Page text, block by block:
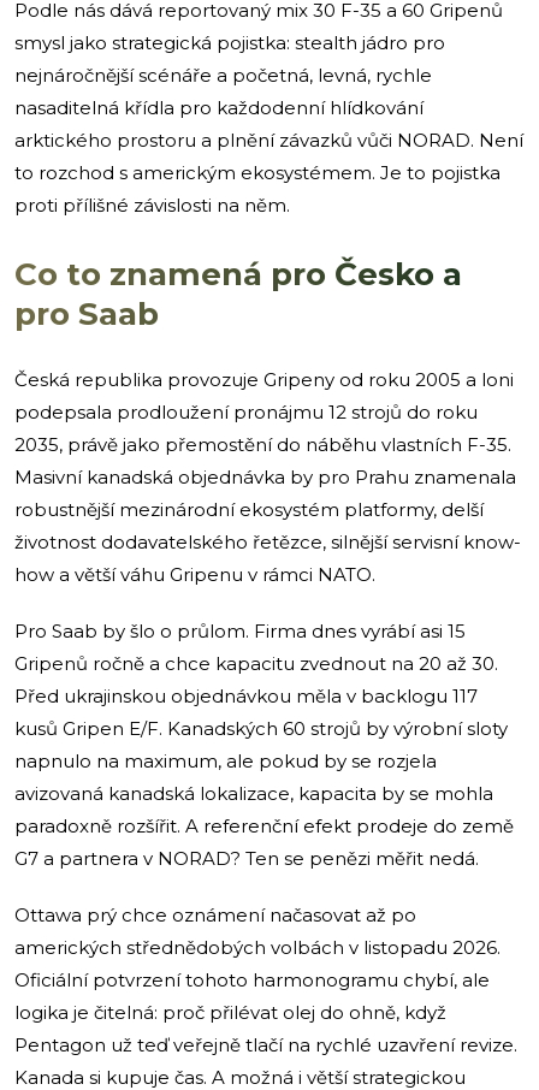
Podle nás dává reportovaný mix 30 F-35 a 60 Gripenů
smysl jako strategická pojistka: stealth jádro pro
nejnáročnější scénáře a početná, levná, rychle
nasaditelná křídla pro každodenní hlídkování
arktického prostoru a plnění závazků vůči NORAD. Není
to rozchod s americkým ekosystémem. Je to pojistka
proti přílišné závislosti na něm.
Co to znamená pro Česko a
pro Saab
Česká republika provozuje Gripeny od roku 2005 a loni
podepsala prodloužení pronájmu 12 strojů do roku
2035, právě jako přemostění do náběhu vlastních F-35.
Masivní kanadská objednávka by pro Prahu znamenala
robustnější mezinárodní ekosystém platformy, delší
životnost dodavatelského řetězce, silnější servisní know-
how a větší váhu Gripenu v rámci NATO.
Pro Saab by šlo o průlom. Firma dnes vyrábí asi 15
Gripenů ročně a chce kapacitu zvednout na 20 až 30.
Před ukrajinskou objednávkou měla v backlogu 117
kusů Gripen E/F. Kanadských 60 strojů by výrobní sloty
napnulo na maximum, ale pokud by se rozjela
avizovaná kanadská lokalizace, kapacita by se mohla
paradoxně rozšířit. A referenční efekt prodeje do země
G7 a partnera v NORAD? Ten se penězi měřit nedá.
Ottawa prý chce oznámení načasovat až po
amerických střednědobých volbách v listopadu 2026.
Oficiální potvrzení tohoto harmonogramu chybí, ale
logika je čitelná: proč přilévat olej do ohně, když
Pentagon už teď veřejně tlačí na rychlé uzavření revize.
Kanada si kupuje čas. A možná i větší strategickou